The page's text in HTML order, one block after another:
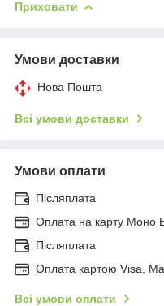
Приховати
Умови доставки
Нова Пошта
Всі умови доставки
Умови оплати
Післяплата
Оплата на карту Моно
Післяплата
Оплата картою Visa,
Всі умови оплати